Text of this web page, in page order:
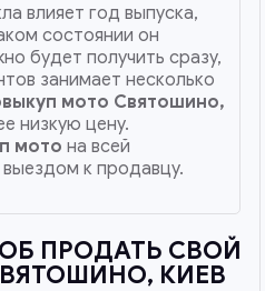
влияет год выпуска,
состоянии он
будет получить сразу,
занимает несколько
мото Святошино,
низкую цену.
мото на всей
к продавцу.
ПРОДАТЬ СВОЙ
КИЕВ